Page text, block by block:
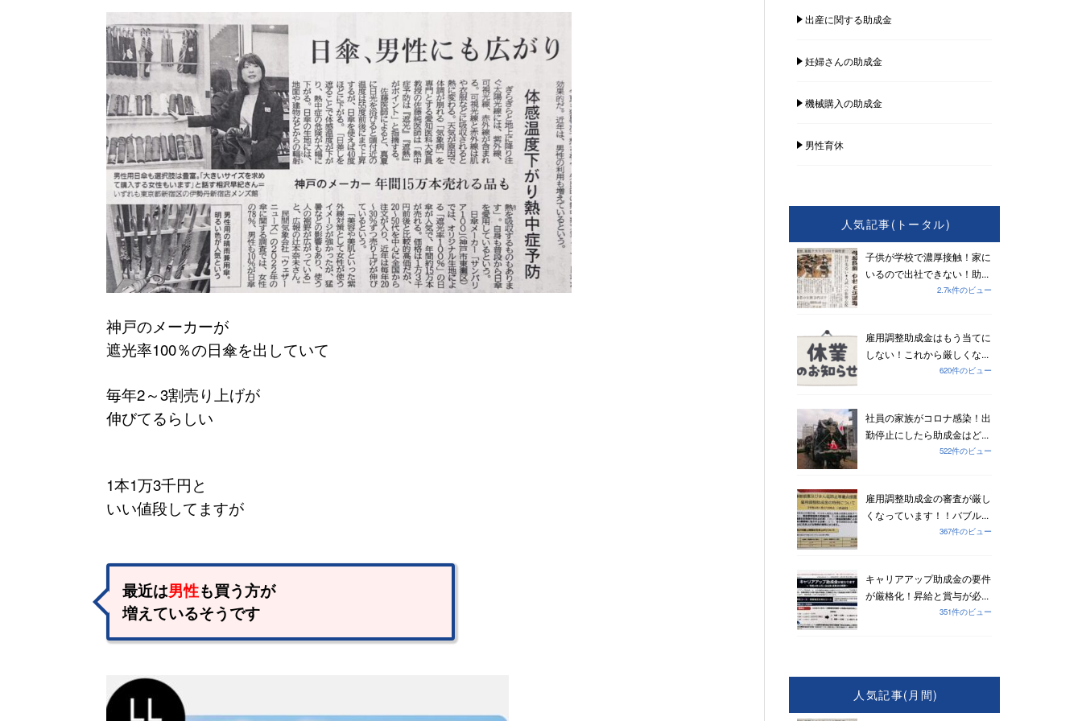
神戸のメーカーが
遮光率100％の日傘を出していて
毎年2～3割売り上げが
伸びてるらしい
1本1万3千円と
いい値段してますが
最近は男性も買う方が
増えているそうです
出産に関する助成金
妊婦さんの助成金
機械購入の助成金
男性育休
人気記事(トータル)
子供が学校で濃厚接触！家に
いるので出社できない！助...
2.7k件のビュー
雇用調整助成金はもう当てに
しない！これから厳しくな...
620件のビュー
社員の家族がコロナ感染！出
勤停止にしたら助成金はど...
522件のビュー
雇用調整助成金の審査が厳し
くなっています！！バブル...
367件のビュー
キャリアアップ助成金の要件
が厳格化！昇給と賞与が必...
351件のビュー
人気記事(月間)